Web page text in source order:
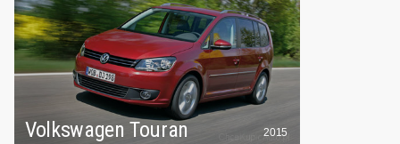
Volkswagen Touran 2015